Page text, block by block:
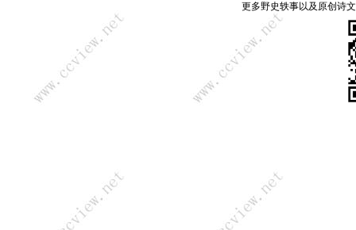
更多野史轶事以及原创诗